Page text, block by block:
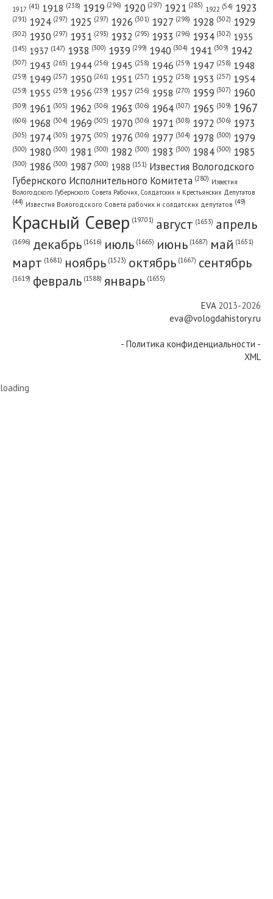
1917 (41) 1918 (238) 1919 (296) 1920 (297) 1921 (285) 1922 (54) 1923
(291) 1924 (297) 1925 (297) 1926 (301) 1927 (298) 1928 (302) 1929
(302) 1930 (297) 1931 (293) 1932 (295) 1933 (296) 1934 (302) 1935
(145) 1937 (147) 1938 (300) 1939 (299) 1940 (304) 1941 (309) 1942
(307) 1943 (265) 1944 (256) 1945 (258) 1946 (259) 1947 (258) 1948
(259) 1949 (257) 1950 (261) 1951 (257) 1952 (258) 1953 (257) 1954
(259) 1955 (259) 1956 (259) 1957 (256) 1958 (270) 1959 (307) 1960
(309) 1961 (305) 1962 (306) 1963 (306) 1964 (307) 1965 (309) 1967
(606) 1968 (304) 1969 (305) 1970 (306) 1971 (308) 1972 (306) 1973
(305) 1974 (305) 1975 (305) 1976 (306) 1977 (304) 1978 (300) 1979
(300) 1980 (300) 1981 (300) 1982 (300) 1983 (300) 1984 (300) 1985
(300) 1986 (300) 1987 (300) 1988 (151) Известия Вологодского
Губернского Исполнительного Комитета (280) Известия
Вологодского Губернского Совета Рабочих, Солдатских и Крестьянских Депутатов
(44) Известия Вологодского Совета рабочих и солдатских депутатов (49)
Красный Cевер (19701) август (1653) апрель
(1696) декабрь (1616) июль (1665) июнь (1687) май (1651)
март (1681) ноябрь (1523) октябрь (1667) сентябрь
(1619) февраль (1588) январь (1655)
EVA2013-2026
eva@vologdahistory.ru
- Политика конфиденциальности -
XML
loading